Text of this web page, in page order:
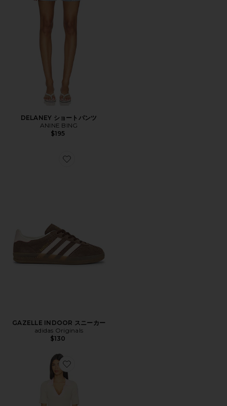
DELANEY ショートパンツ
ANINE BING
$195
Favorite GAZELLE INDOOR スニーカー
GAZELLE INDOOR スニーカー
adidas Originals
$130
Favorite ANDJALA ドレス